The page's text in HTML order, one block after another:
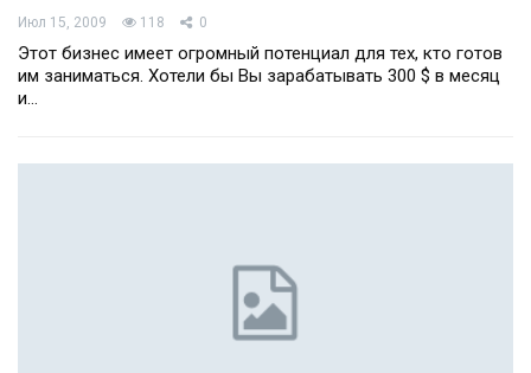
Июл 15, 2009 118 0
Этот бизнес имеет огромный потенциал для тех, кто готов
им заниматься. Хотели бы Вы зарабатывать 300 $ в месяц
и…